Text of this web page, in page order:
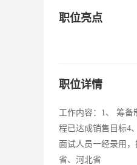
职位亮点
职位详情
工作内容：1、 筹备
程已达成销售目标4
面试人员一经录用
省、河北省